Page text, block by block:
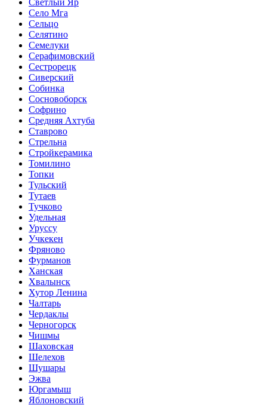
Село Мга
Сельцо
Селятино
Семелуки
Серафимовский
Сестрорецк
Сиверский
Собинка
Сосновоборск
Софрино
Средняя Ахтуба
Ставрово
Стрельна
Стройкерамика
Томилино
Топки
Тульский
Тутаев
Тучково
Удельная
Уруссу
Учкекен
Фряново
Фурманов
Ханская
Хвалынск
Хутор Ленина
Чалтарь
Чердаклы
Черногорск
Чишмы
Шаховская
Шелехов
Шушары
Эжва
Юргамыш
Яблоновский